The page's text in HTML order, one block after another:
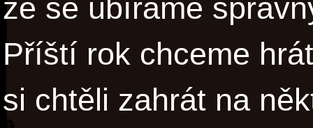
že se ubíráme
Příští rok chceme
si chtěli zahrát na